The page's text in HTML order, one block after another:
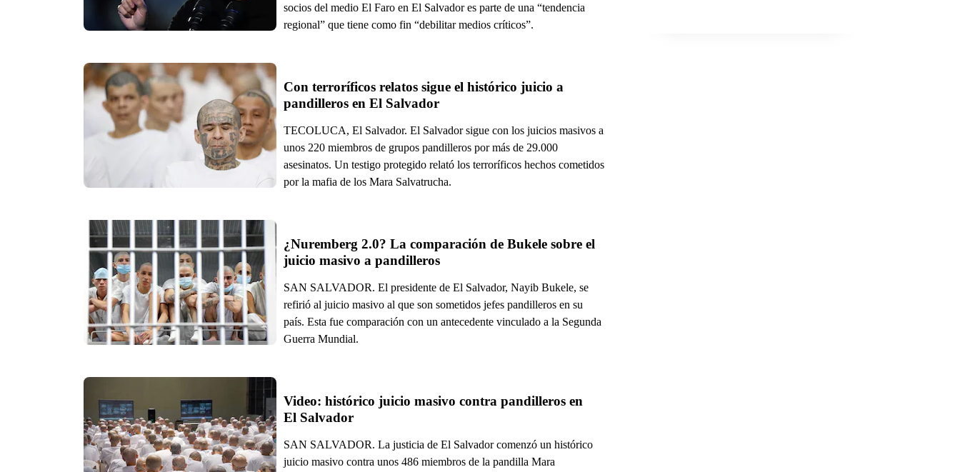
socios del medio El Faro en El Salvador es parte de una “tendencia
regional” que tiene como fin “debilitar medios críticos”.
Con terroríficos relatos sigue el histórico juicio a
pandilleros en El Salvador
TECOLUCA, El Salvador. El Salvador sigue con los juicios masivos a
unos 220 miembros de grupos pandilleros por más de 29.000
asesinatos. Un testigo protegido relató los terroríficos hechos cometidos
por la mafia de los Mara Salvatrucha.
¿Nuremberg 2.0? La comparación de Bukele sobre el
juicio masivo a pandilleros
SAN SALVADOR. El presidente de El Salvador, Nayib Bukele, se
refirió al juicio masivo al que son sometidos jefes pandilleros en su
país. Esta fue comparación con un antecedente vinculado a la Segunda
Guerra Mundial.
Video: histórico juicio masivo contra pandilleros en
El Salvador
SAN SALVADOR. La justicia de El Salvador comenzó un histórico
juicio masivo contra unos 486 miembros de la pandilla Mara